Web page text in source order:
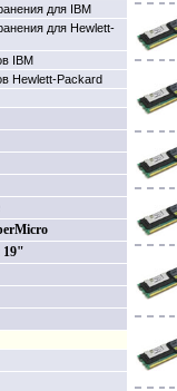
для IBM
для Hewlett-
IBM
Hewlett-Packard
19"